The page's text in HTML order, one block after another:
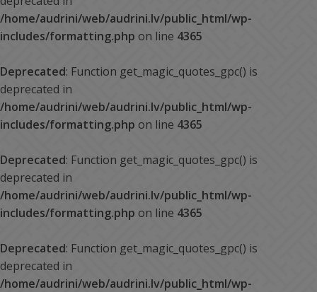
/home/audrini/web/audrini.lv/public_html/wp-
includes/formatting.php on line 4365
Deprecated: Function get_magic_quotes_gpc() is
deprecated in
/home/audrini/web/audrini.lv/public_html/wp-
includes/formatting.php on line 4365
Deprecated: Function get_magic_quotes_gpc() is
deprecated in
/home/audrini/web/audrini.lv/public_html/wp-
includes/formatting.php on line 4365
Deprecated: Function get_magic_quotes_gpc() is
deprecated in
/home/audrini/web/audrini.lv/public_html/wp-